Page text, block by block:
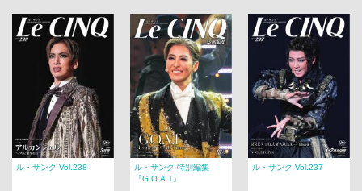
ル・サンク Vol.238
ル・サンク 特別編集
『G.O.A.T』
ル・サンク Vol.237